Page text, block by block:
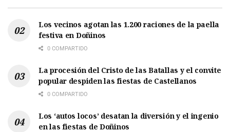
Los vecinos agotan las 1.200 raciones de la paella
festiva en Doñinos
0 COMPARTIDO
La procesión del Cristo de las Batallas y el convite
popular despiden las fiestas de Castellanos
0 COMPARTIDO
Los ‘autos locos’ desatan la diversión y el ingenio
en las fiestas de Doñinos